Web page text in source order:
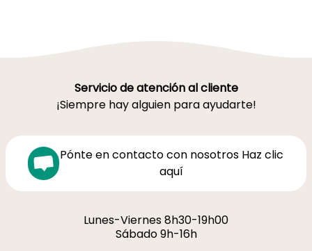
Servicio de atención al cliente
¡Siempre hay alguien para ayudarte!
Pónte en contacto con nosotros Haz clic
aquí
Lunes-Viernes 8h30-19h00
Sábado 9h-16h